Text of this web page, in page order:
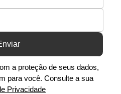
a proteção de seus dados,
para você. Consulte a sua
Privacidade